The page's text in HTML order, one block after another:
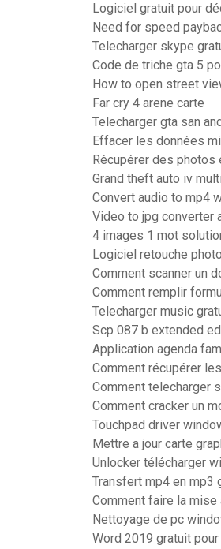
Logiciel gratuit pour
Need for speed
Telecharger skype
Code de triche gta 5
How to open street
Far cry 4 arene carte
Telecharger gta san
Effacer les données
Récupérer des
Grand theft auto iv
Convert audio to mp4
Video to jpg converter
4 images 1 mot
Logiciel retouche
Comment scanner un
Comment remplir
Telecharger music
Scp 087 b extended
Application agenda
Comment récupérer
Comment telecharger
Comment cracker un
Touchpad driver
Mettre a jour carte
Unlocker télécharger
Transfert mp4 en mp3
Comment faire la mise
Nettoyage de pc
Word 2019 gratuit